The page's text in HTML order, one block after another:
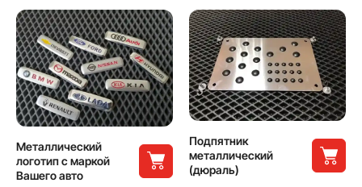
Металлический
логотип с маркой
Вашего авто
Подпятник
металлический
(дюраль)